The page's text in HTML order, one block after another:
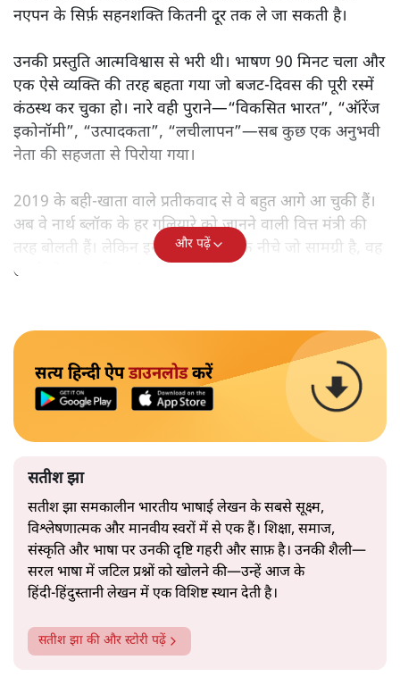
नएपन के सिर्फ़ सहनशक्ति कितनी दूर तक ले जा सकती है।
उनकी प्रस्तुति आत्मविश्वास से भरी थी। भाषण 90 मिनट चला और
एक ऐसे व्यक्ति की तरह बहता गया जो बजट‑दिवस की पूरी रस्में
कंठस्थ कर चुका हो। नारे वही पुराने—“विकसित भारत”, “ऑरेंज
इकोनॉमी”, “उत्पादकता”, “लचीलापन”—सब कुछ एक अनुभवी
नेता की सहजता से पिरोया गया।
2019 के बही‑खाता वाले प्रतीकवाद से वे बहुत आगे आ चुकी हैं।
अब वे नार्थ ब्लॉक के हर गलियारे को जानने वाली वित्त मंत्री की
तरह बोलती हैं। लेकिन इस आत्मविश्वास के नीचे जो सामग्री है, वह
उतनी ही अनुमानित और दोहराव भरी।
और पढ़ें
सत्य हिन्दी ऐपडाउनलोडकरें
सतीश झा
सतीश झा समकालीन भारतीय भाषाई लेखन के सबसे सूक्ष्म,
विश्लेषणात्मक और मानवीय स्वरों में से एक हैं। शिक्षा, समाज,
संस्कृति और भाषा पर उनकी दृष्टि गहरी और साफ़ है। उनकी शैली—
सरल भाषा में जटिल प्रश्नों को खोलने की—उन्हें आज के
हिंदी‑हिंदुस्तानी लेखन में एक विशिष्ट स्थान देती है।
सतीश झा की और स्टोरी पढ़ें